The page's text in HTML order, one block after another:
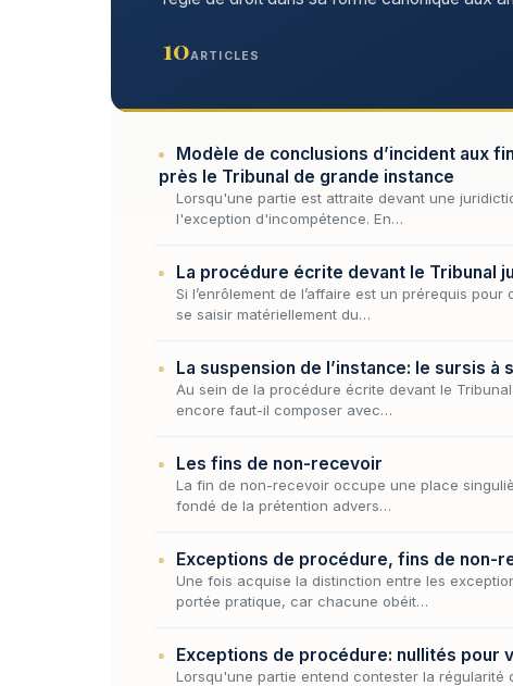
10ARTICLES
Modèle de conclusions d’incident aux
près le Tribunal de grande instance
Lorsqu'une partie est attraite devant une
l'exception d'incompétence. En…
La procédure écrite devant le Tribunal
Si l’enrôlement de l’affaire est un prérequis
se saisir matériellement du…
La suspension de l’instance: le sursis à
Au sein de la procédure écrite devant le
encore faut-il composer avec…
Les fins de non-recevoir
La fin de non-recevoir occupe une place
fondé de la prétention advers…
Exceptions de procédure, fins de non-
Une fois acquise la distinction entre les
portée pratique, car chacune obéit…
Exceptions de procédure: nullités pour
Lorsqu'une partie entend contester la